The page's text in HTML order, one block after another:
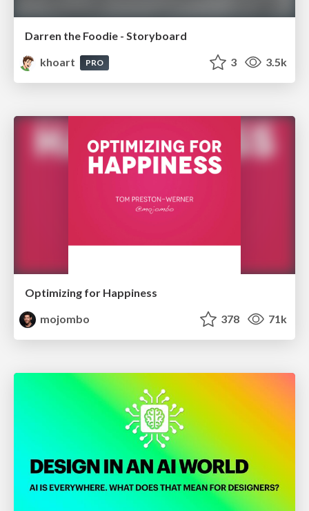
Darren the Foodie - Storyboard
khoart
PRO 3 3.5k
Optimizing for Happiness
mojombo
378 71k